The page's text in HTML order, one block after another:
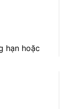
hạn hoặc